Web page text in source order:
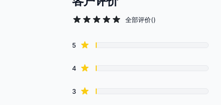
全部评价()
Review data
5star reviews
4 star reviews
3star reviews